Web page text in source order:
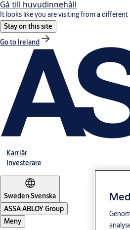
Gå till huvudinnehåll
It looks like you are visiting from a
Stay on this site
Go to Ireland
Karriär
Investerare
Sweden·Svenska
ASSA ABLOY Group
Meny